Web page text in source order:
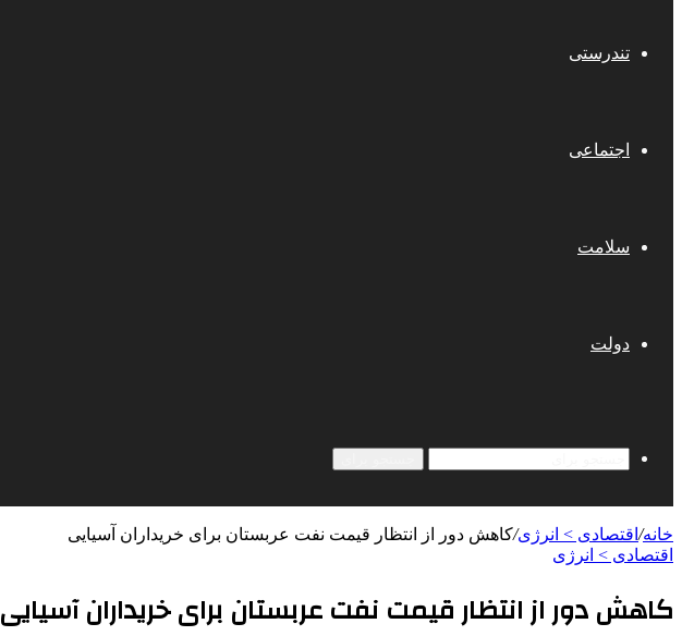
تندرستی
اجتماعی
سلامت
دولت
خانه/ اقتصادی > انرژی/کاهش دور از انتظار قیمت نفت عربستان برای خریداران آسیایی
اقتصادی > انرژی
کاهش دور از انتظار قیمت نفت عربستان برای خریداران آسیایی